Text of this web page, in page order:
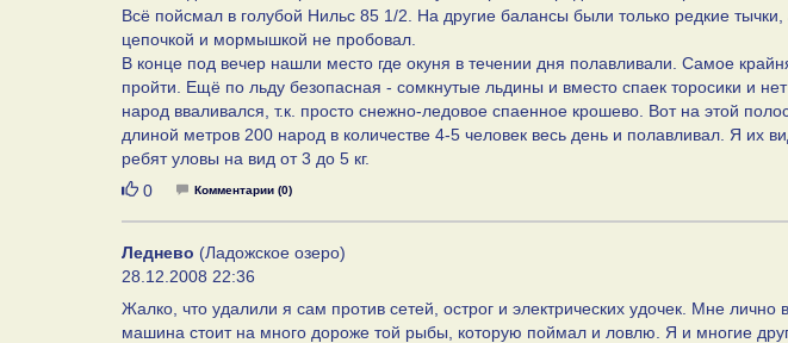
Всё пойсмал в голубой Нильс 85 1/2. На другие балансы были только редкие
цепочкой и мормышкой не пробовал.
В конце под вечер нашли место где окуня в течении дня полавливали. Самое
пройти. Ещё по льду безопасная - сомкнутые льдины и вместо спаек торосики и
народ вваливался, т.к. просто снежно-ледовое спаенное крошево. Вот на этой
длиной метров 200 народ в количестве 4-5 человек весь день и полавливал. Я их
ребят уловы на вид от 3 до 5 кг.
Нравится
0 Комментарии (0)
Леднево (Ладожское озеро)
28.12.2008 22:36
Жалко, что удалили я сам против сетей, острог и электрических удочек. Мне
машина стоит на много дороже той рыбы, которую поймал и ловлю. Я и многие